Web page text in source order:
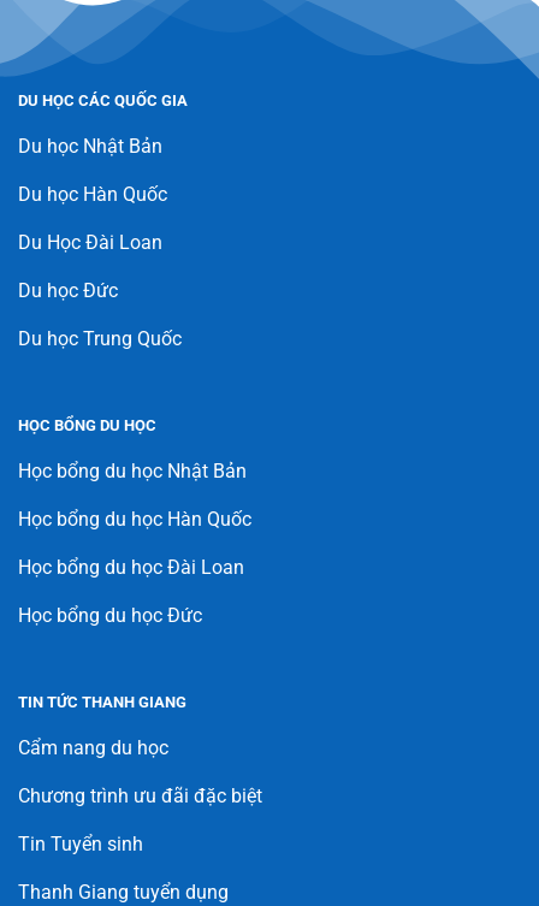
DU HỌC CÁC QUỐC GIA
Du học Nhật Bản
Du học Hàn Quốc
Du Học Đài Loan
Du học Đức
Du học Trung Quốc
HỌC BỔNG DU HỌC
Học bổng du học Nhật Bản
Học bổng du học Hàn Quốc
Học bổng du học Đài Loan
Học bổng du học Đức
TIN TỨC THANH GIANG
Cẩm nang du học
Chương trình ưu đãi đặc biệt
Tin Tuyển sinh
Thanh Giang tuyển dụng